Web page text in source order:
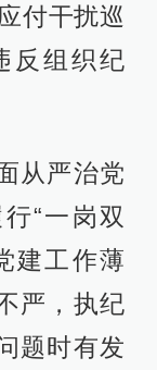
付干扰巡
反组织纪
从严治党
“一岗双
建工作薄
严，执纪
题时有发